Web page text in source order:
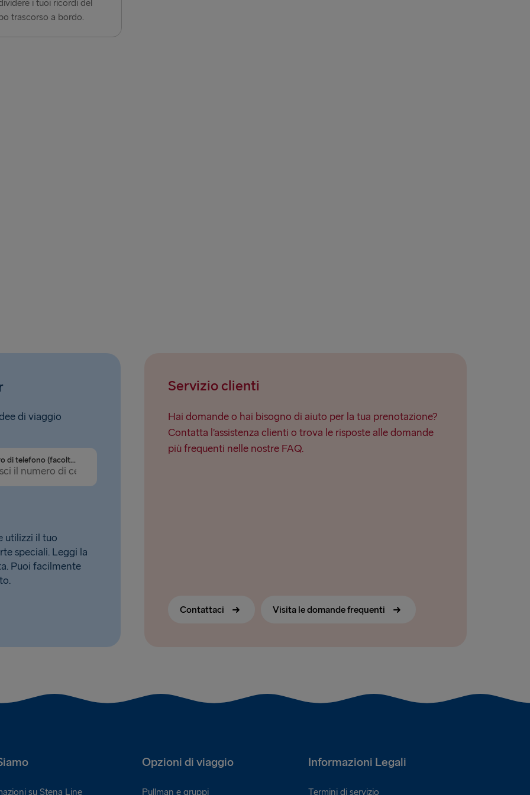
i tuoi ricordi del
trascorso a bordo.
di viaggio
Numero di telefono (facoltativo)
utilizzi il tuo
speciali. Leggi la
Puoi facilmente
Servizio clienti
Hai domande o hai bisogno di aiuto per la tua prenotazione?
Contatta l’assistenza clienti o trova le risposte alle domande
più frequenti nelle nostre FAQ.
Contattaci Visita le domande frequenti
Opzioni di viaggio Informazioni Legali
su Stena Line Pullman e gruppi Termini di servizio